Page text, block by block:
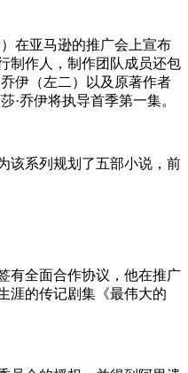
在亚马逊的推广会上宣布
制作人，制作团队成员还包
伊（左二）以及原著作者
·乔伊将执导首季第一集。
该系列规划了五部小说，前
有全面合作协议，他在推广
涯的传记剧集《最伟大的